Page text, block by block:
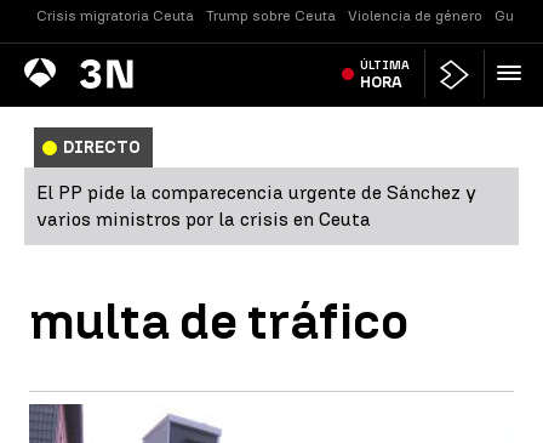
Crisis migratoria Ceuta Trump sobre Ceuta Violencia de género
Antena
3 Noticias ÚLTIMA
HORA
DIRECTO
El PP pide la comparecencia urgente de Sánchez y
varios ministros por la crisis en Ceuta
multa de tráfico